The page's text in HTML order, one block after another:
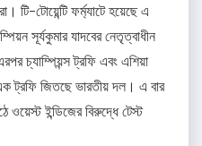
টি-টোয়েন্টি ফর্ম্যাটে হয়েছে এ
সূর্যকুমার যাদবের নেতৃত্বাধীন
চ্যাম্পিয়ন্স ট্রফি এবং এশিয়া
ট্রফি জিতছে ভারতীয় দল। এ বার
ওয়েস্ট ইন্ডিজের বিরুদ্ধে টেস্ট